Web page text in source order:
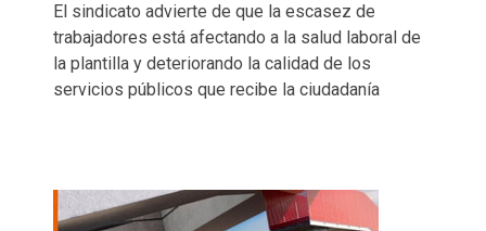
El sindicato advierte de que la escasez de
trabajadores está afectando a la salud laboral de
la plantilla y deteriorando la calidad de los
servicios públicos que recibe la ciudadanía